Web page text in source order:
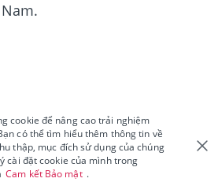
cookie để nâng cao trải nghiệm
có thể tìm hiểu thêm thông tin về
thập, mục đích sử dụng của chúng
cài đặt cookie của mình trong
Cam kết Bảo mật .